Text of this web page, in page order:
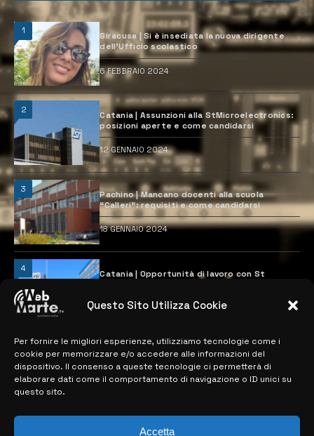
Questo Sito Utilizza Cookie
Per fornire le migliori esperienze, utilizziamo tecnologie come i
cookie per memorizzare e/o accedere alle informazioni del
dispositivo. Il consenso a queste tecnologie ci permetterà di
elaborare dati come il comportamento di navigazione o ID unici su
questo sito.
Accetta
1
Siracusa | Si è insediata la nuova dirigente
dell’Ufficio scolastico
6 FEBBRAIO 2024
2
Catania | Assunzioni alla StMicroelectronics:
posizioni aperte e come candidarsi
12 GENNAIO 2024
3
Pachino | Mancano docenti alla scuola
“Calleri”: requisiti e come candidarsi
18 GENNAIO 2024
4
Catania | Opportunità di lavoro con St
28 MARZO 2024
MAPPA DEL SITO
> NOTIZIE